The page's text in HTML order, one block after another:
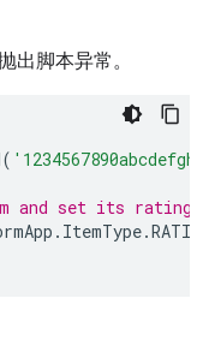
出脚本异常。
(
and set its rating
. ItemType.